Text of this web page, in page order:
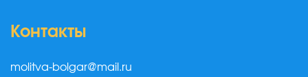
Контакты
molitva-bolgar@mail.ru